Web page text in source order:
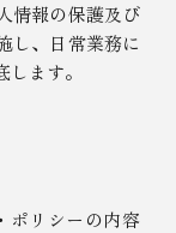
情報の保護及び
し、日常業務に
ます。
ポリシーの内容